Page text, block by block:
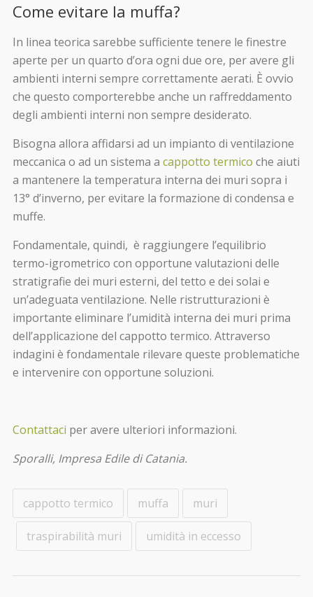
Come evitare la muffa?
In linea teorica sarebbe sufficiente tenere le finestre
aperte per un quarto d’ora ogni due ore, per avere gli
ambienti interni sempre correttamente aerati. È ovvio
che questo comporterebbe anche un raffreddamento
degli ambienti interni non sempre desiderato.
Bisogna allora affidarsi ad un impianto di ventilazione
meccanica o ad un sistema a cappotto termico che aiuti
a mantenere la temperatura interna dei muri sopra i
13° d’inverno, per evitare la formazione di condensa e
muffe.
Fondamentale, quindi, è raggiungere l’equilibrio
termo-igrometrico con opportune valutazioni delle
stratigrafie dei muri esterni, del tetto e dei solai e
un’adeguata ventilazione. Nelle ristrutturazioni è
importante eliminare l’umidità interna dei muri prima
dell’applicazione del cappotto termico. Attraverso
indagini è fondamentale rilevare queste problematiche
e intervenire con opportune soluzioni.
Contattaci per avere ulteriori informazioni.
Sporalli, Impresa Edile di Catania.
cappotto termico muffa muri
traspirabilità muri umidità in eccesso